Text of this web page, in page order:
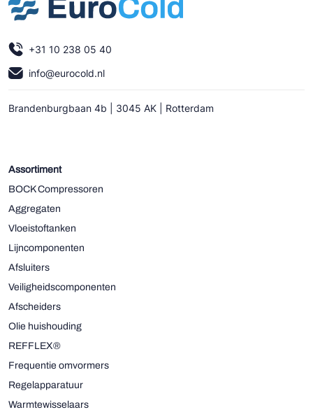
+31 10 238 05 40
info@eurocold.nl
Brandenburgbaan 4b | 3045 AK | Rotterdam
Assortiment
BOCK Compressoren
Aggregaten
Vloeistoftanken
Lijncomponenten
Afsluiters
Veiligheidscomponenten
Afscheiders
Olie huishouding
REFFLEX®
Frequentie omvormers
Regelapparatuur
Warmtewisselaars